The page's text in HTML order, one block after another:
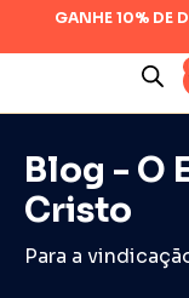
GANHE 10% DE
Blog - O
Cristo
Para a